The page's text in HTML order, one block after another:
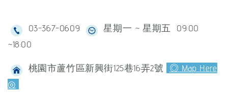
03-367-0609
星期一 ~ 星期五 09:00
~18:00
桃園市蘆竹區新興街125巷16弄2號
◎ Map Here
◎